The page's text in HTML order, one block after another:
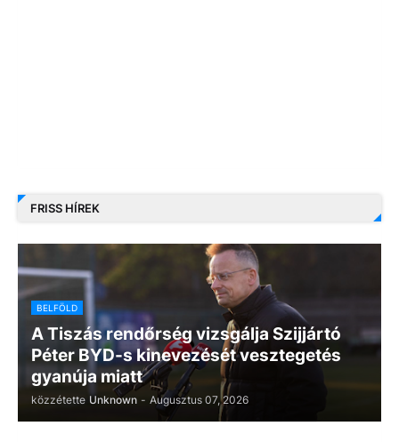
FRISS HÍREK
BELFÖLD
A Tiszás rendőrség vizsgálja Szijjártó
Péter BYD-s kinevezését vesztegetés
gyanúja miatt
közzétette Unknown - Augusztus 07, 2026